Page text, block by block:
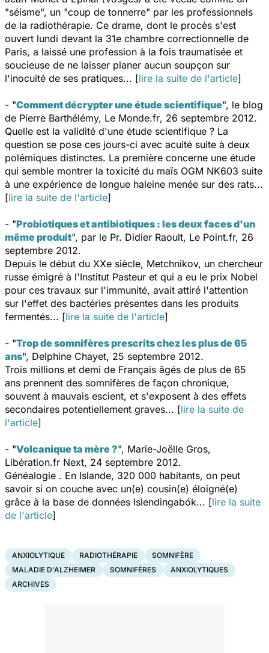
"séisme", un "coup de tonnerre" par les professionnels
de la radiothérapie. Ce drame, dont le procès s'est
ouvert lundi devant la 31e chambre correctionnelle de
Paris, a laissé une profession à la fois traumatisée et
soucieuse de ne laisser planer aucun soupçon sur
l'inocuité de ses pratiques... [lire la suite de l'article]
- "Comment décrypter une étude scientifique", le blog
de Pierre Barthélémy, Le Monde.fr, 26 septembre 2012.
Quelle est la validité d'une étude scientifique ? La
question se pose ces jours-ci avec acuité suite à deux
polémiques distinctes. La première concerne une étude
qui semble montrer la toxicité du maïs OGM NK603 suite
à une expérience de longue haleine menée sur des rats...
[lire la suite de l'article]
- "Probiotiques et antibiotiques : les deux faces d'un
même produit", par le Pr. Didier Raoult, Le Point.fr, 26
septembre 2012.
Depuis le début du XXe siècle, Metchnikov, un chercheur
russe émigré à l'Institut Pasteur et qui a eu le prix Nobel
pour ces travaux sur l'immunité, avait attiré l'attention
sur l'effet des bactéries présentes dans les produits
fermentés... [lire la suite de l'article]
- "Trop de somnifères prescrits chez les plus de 65
ans", Delphine Chayet, 25 septembre 2012.
Trois millions et demi de Français âgés de plus de 65
ans prennent des somnifères de façon chronique,
souvent à mauvais escient, et s'exposent à des effets
secondaires potentiellement graves... [lire la suite de
l'article]
- "Volcanique ta mère ?", Marie-Joëlle Gros,
Libération.fr Next, 24 septembre 2012.
Généalogie . En Islande, 320 000 habitants, on peut
savoir si on couche avec un(e) cousin(e) éloigné(e)
grâce à la base de données Islendingabók... [lire la suite
de l'article]
ANXIOLYTIQUE RADIOTHÉRAPIE
SOMNIFÈRE
MALADIE D'ALZHEIMER
SOMNIFÈRES
ANXIOLYTIQUES
ARCHIVES